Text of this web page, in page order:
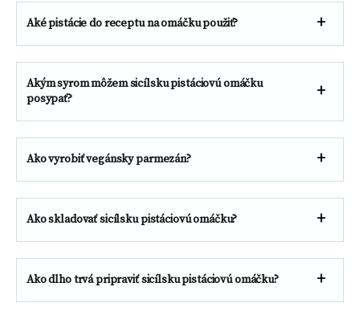
Aké pistácie do receptu na omáčku použiť?
Akým syrom môžem sicílsku pistáciovú omáčku
posypať?
Ako vyrobiť vegánsky parmezán?
Ako skladovať sicílsku pistáciovú omáčku?
Ako dlho trvá pripraviť sicílsku pistáciovú omáčku?